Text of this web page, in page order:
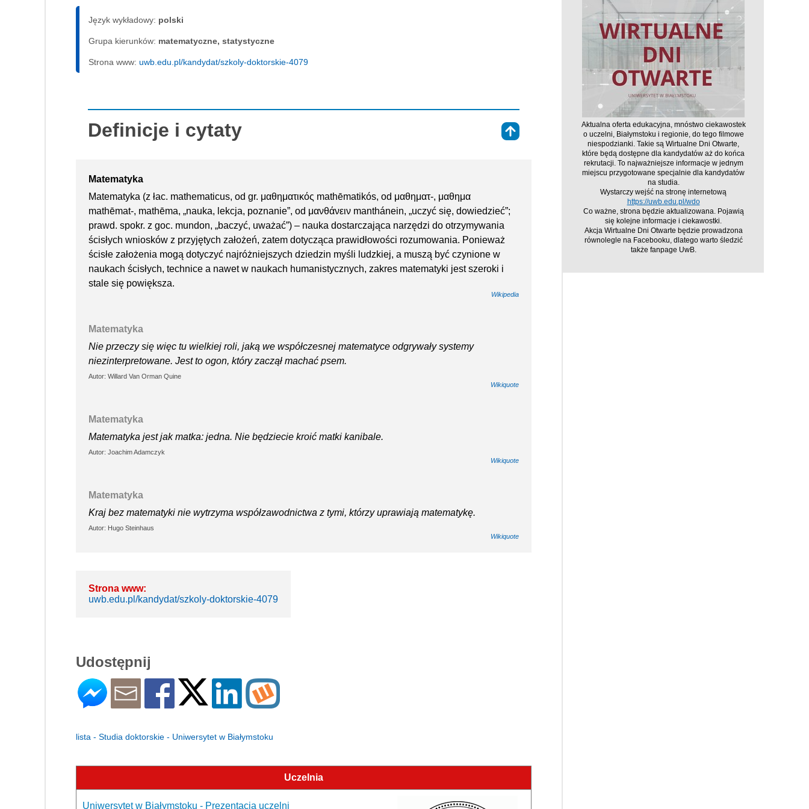
Język wykładowy: polski
Grupa kierunków: matematyczne, statystyczne
Strona www: uwb.edu.pl/kandydat/szkoly-doktorskie-4079
Definicje i cytaty
Matematyka
Matematyka (z łac. mathematicus, od gr. μαθηματικός mathēmatikós, od μαθηματ-, μαθημα
mathēmat-, mathēma, „nauka, lekcja, poznanie”, od μανθάνειν manthánein, „uczyć się, dowiedzieć”;
prawd. spokr. z goc. mundon, „baczyć, uważać”) – nauka dostarczająca narzędzi do otrzymywania
ścisłych wniosków z przyjętych założeń, zatem dotycząca prawidłowości rozumowania. Ponieważ
ścisłe założenia mogą dotyczyć najróżniejszych dziedzin myśli ludzkiej, a muszą być czynione w
naukach ścisłych, technice a nawet w naukach humanistycznych, zakres matematyki jest szeroki i
stale się powiększa.
Wikipedia
Matematyka
Nie przeczy się więc tu wielkiej roli, jaką we współczesnej matematyce odgrywały systemy
niezinterpretowane. Jest to ogon, który zaczął machać psem.
Autor: Willard Van Orman Quine
Wikiquote
Matematyka
Matematyka jest jak matka: jedna. Nie będziecie kroić matki kanibale.
Autor: Joachim Adamczyk
Wikiquote
Matematyka
Kraj bez matematyki nie wytrzyma współzawodnictwa z tymi, którzy uprawiają matematykę.
Autor: Hugo Steinhaus
Wikiquote
Strona www:
uwb.edu.pl/kandydat/szkoly-doktorskie-4079
Udostępnij
lista - Studia doktorskie - Uniwersytet w Białymstoku
Uczelnia
Uniwersytet w Białymstoku - Prezentacja uczelni
Aktualna oferta edukacyjna, mnóstwo ciekawostek
o uczelni, Białymstoku i regionie, do tego filmowe
niespodzianki. Takie są Wirtualne Dni Otwarte,
które będą dostępne dla kandydatów aż do końca
rekrutacji. To najważniejsze informacje w jednym
miejscu przygotowane specjalnie dla kandydatów
na studia.
Wystarczy wejść na stronę internetową
https://uwb.edu.pl/wdo
Co ważne, strona będzie aktualizowana. Pojawią
się kolejne informacje i ciekawostki.
Akcja Wirtualne Dni Otwarte będzie prowadzona
równolegle na Facebooku, dlatego warto śledzić
także fanpage UwB.